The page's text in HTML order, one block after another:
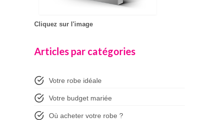
Cliquez sur l'image
Articles par catégories
Votre robe idéale
Votre budget mariée
Où acheter votre robe ?